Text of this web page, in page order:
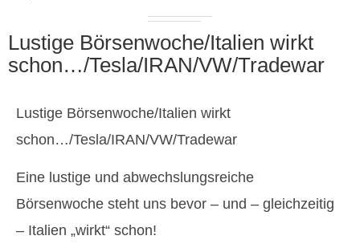
Lustige Börsenwoche/Italien wirkt
schon…/Tesla/IRAN/VW/Tradewar
Lustige Börsenwoche/Italien wirkt
schon…/Tesla/IRAN/VW/Tradewar
Eine lustige und abwechslungsreiche
Börsenwoche steht uns bevor – und – gleichzeitig
– Italien „wirkt“ schon!